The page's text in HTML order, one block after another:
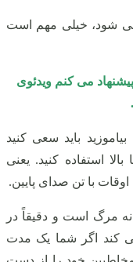
نمی‌ شود، خیلی مهم است
می‌ کنم ویدئوی
باید سعی کنید
استفاده کنید. یعنی
با تن صدای پایین.
مرگ است و دقیقاً در
کند اگر شما یک مدت